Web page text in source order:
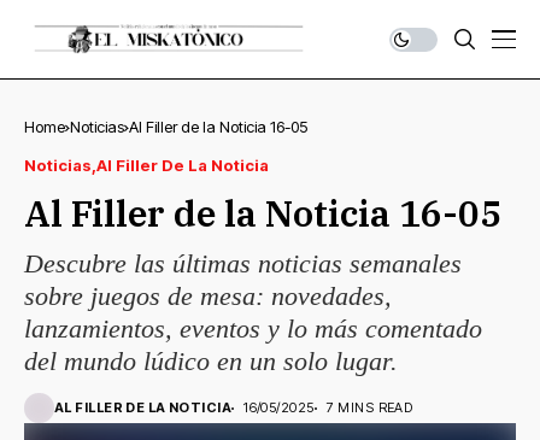
Home Noticias Al Filler de la Noticia 16-05
Noticias Al Filler De La Noticia
Al Filler de la Noticia 16-05
Descubre las últimas noticias semanales
sobre juegos de mesa: novedades,
lanzamientos, eventos y lo más comentado
del mundo lúdico en un solo lugar.
AL FILLER DE LA NOTICIA 16/05/2025 7 MINS READ